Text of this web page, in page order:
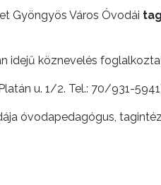
Gyöngyös Város Óvodái
idejű köznevelés
u. 1/2. Tel.: 70/931-
óvodapedagógus,